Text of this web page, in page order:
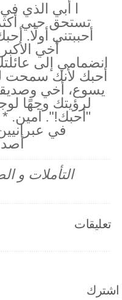
ا أبي الذي
تستحق حبي
أحببتني أولًا.
أخي
انضمامي إلى
أحبك لأنك سمحت
يسوع، أخي
لرؤيتك وجهًا
"أحبك!". آمين. *
التأملات و
تعليقات
اشترك